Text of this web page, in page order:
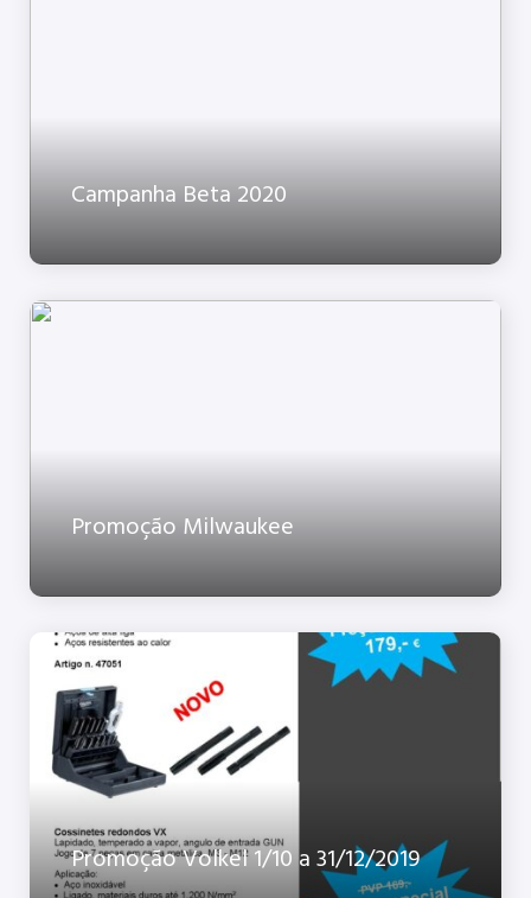
Campanha Beta 2020
Promoção Milwaukee
Promoção Volkel 1/10 a 31/12/2019